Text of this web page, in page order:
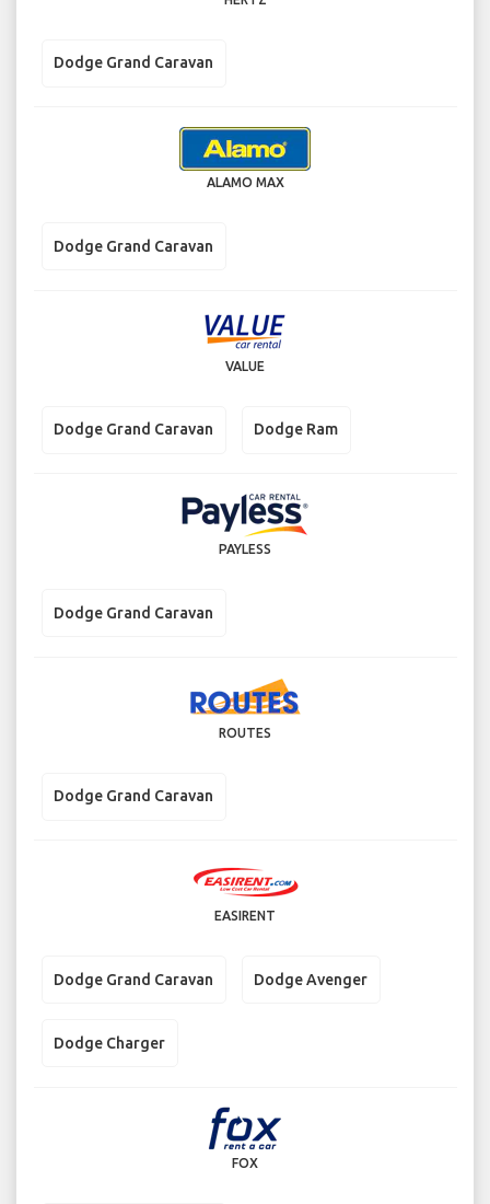
Dodge Grand Caravan
ALAMO MAX
Dodge Grand Caravan
VALUE
Dodge Grand Caravan Dodge Ram
PAYLESS
Dodge Grand Caravan
ROUTES
Dodge Grand Caravan
EASIRENT
Dodge Grand Caravan Dodge Avenger
Dodge Charger
FOX